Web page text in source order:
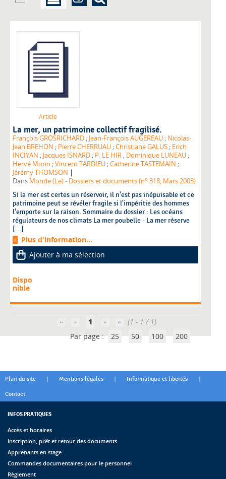
Article
La mer, un patrimoine collectif fragilisé.
François GROSRICHARD ; Jean-François AUGEREAU ; Nicolas-
Jean BREHON ; Pierre CHERRUAU ;Christiane GALUS ; Erich
INCIYAN ; Jacques ISNARD ; P. LE HIR ; Dominique LUNEAU ;
Hervé Morin ;Vincent TARDIEU ;Catherine TASTEMAIN ;
Jérémy THOMSON |
Dans Monde (Le) - Dossiers et documents (n° 318, Mars 2003)
Si la mer est certes un réservoir, il n'est pas inépuisable et ce
patrimoine peut se révéler fragile si l'impéritie des hommes
l'emporte sur la raison. Sommaire du dossier : Les océans
régulateurs de nos climats La mer poubelle - La mer réserve
[...]
Plus d'information...
Ajouter à ma sélection
Dispo
nible
1
(1 - 1 / 1)
Par page : 25 50 100 200
Plan du site | Mentions légales | Informatique et libertés |
Contact
INFOS PRATIQUES
Accès et horaires
Inscription, prêt et retour des documents
Apprenants en stage
Commandes documentaires pour le personnel
Règlement